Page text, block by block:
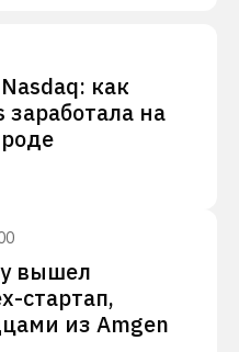
как
на
вышел
стартап,
из Amgen